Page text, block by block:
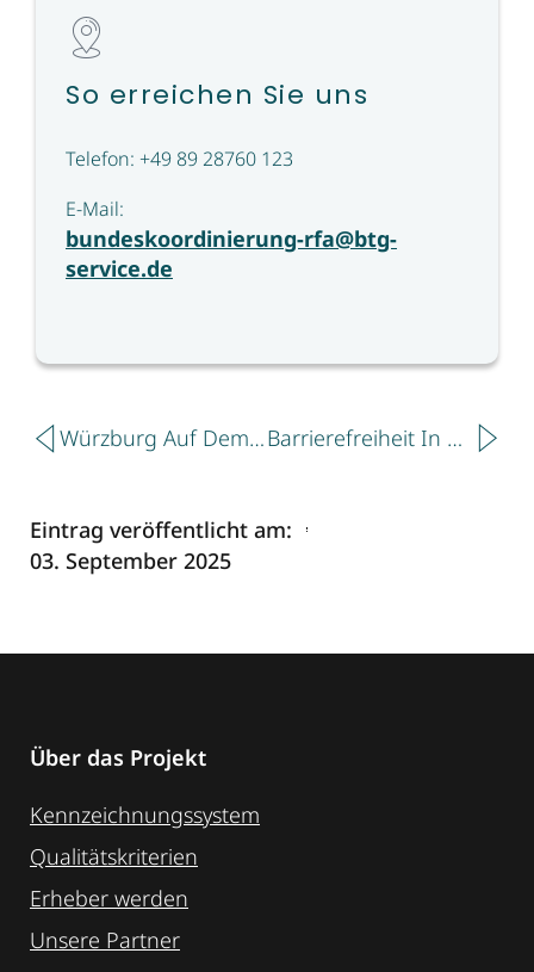
So erreichen Sie uns
Telefon: +49 89 28760 123
E-Mail:
bundeskoordinierung-rfa@btg-
service.de
Zurück Würzburg Auf Dem Weg Zum Reiseziel Für Alle: 11 Neue Betriebe Im Rahmen Von „Reisen Für Alle“ Zertifiziert Barrierefreiheit In Mühlhausen
Eintrag veröffentlicht am:
03. September 2025
Über das Projekt
Kennzeichnungssystem
Qualitätskriterien
Erheber werden
Unsere Partner